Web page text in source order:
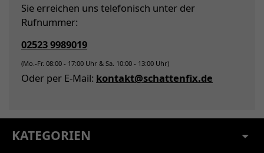
Sie erreichen uns telefonisch unter der
Rufnummer:
02523 9989019
(Mo.-Fr. 08:00 - 17:00 Uhr & Sa. 10:00 - 13:00 Uhr)
Oder per E-Mail: kontakt@schattenfix.de
KATEGORIEN